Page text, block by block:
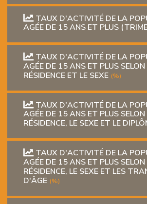
TAUX D'ACTIVITÉ DE LA
AGÉE DE 15 ANS ET PLUS
TAUX D'ACTIVITÉ DE LA
AGÉE DE 15 ANS ET PLUS SELON
RÉSIDENCE ET LE SEXE (%)
TAUX D'ACTIVITÉ DE LA
AGÉE DE 15 ANS ET PLUS SELON
RÉSIDENCE, LE SEXE ET LE
TAUX D'ACTIVITÉ DE LA
AGÉE DE 15 ANS ET PLUS SELON
RÉSIDENCE, LE SEXE ET LES
D'ÂGE (%)